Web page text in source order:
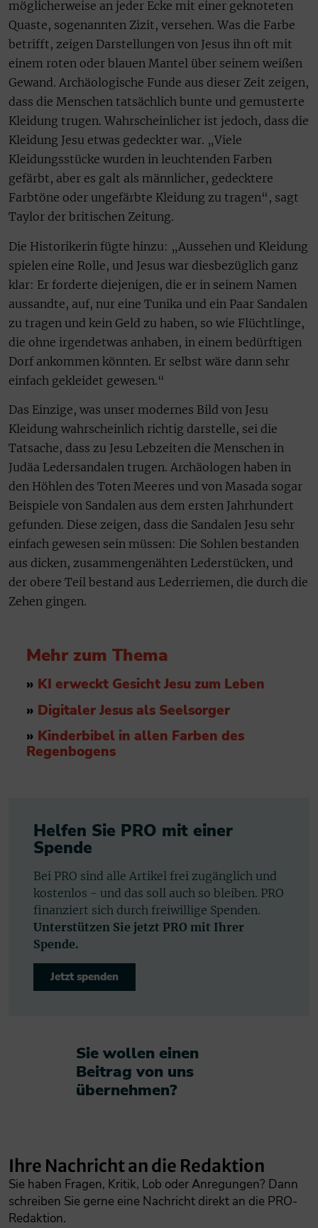
möglicherweise an jeder Ecke mit einer geknoteten
Quaste, sogenannten Zizit, versehen. Was die Farbe
betrifft, zeigen Darstellungen von Jesus ihn oft mit
einem roten oder blauen Mantel über seinem weißen
Gewand. Archäologische Funde aus dieser Zeit zeigen,
dass die Menschen tatsächlich bunte und gemusterte
Kleidung trugen. Wahrscheinlicher ist jedoch, dass die
Kleidung Jesu etwas gedeckter war. „Viele
Kleidungsstücke wurden in leuchtenden Farben
gefärbt, aber es galt als männlicher, gedecktere
Farbtöne oder ungefärbte Kleidung zu tragen“, sagt
Taylor der britischen Zeitung.
Die Historikerin fügte hinzu: „Aussehen und Kleidung
spielen eine Rolle, und Jesus war diesbezüglich ganz
klar: Er forderte diejenigen, die er in seinem Namen
aussandte, auf, nur eine Tunika und ein Paar Sandalen
zu tragen und kein Geld zu haben, so wie Flüchtlinge,
die ohne irgendetwas anhaben, in einem bedürftigen
Dorf ankommen könnten. Er selbst wäre dann sehr
einfach gekleidet gewesen.“
Das Einzige, was unser modernes Bild von Jesu
Kleidung wahrscheinlich richtig darstelle, sei die
Tatsache, dass zu Jesu Lebzeiten die Menschen in
Judäa Ledersandalen trugen. Archäologen haben in
den Höhlen des Toten Meeres und von Masada sogar
Beispiele von Sandalen aus dem ersten Jahrhundert
gefunden. Diese zeigen, dass die Sandalen Jesu sehr
einfach gewesen sein müssen: Die Sohlen bestanden
aus dicken, zusammengenähten Lederstücken, und
der obere Teil bestand aus Lederriemen, die durch die
Zehen gingen.
Mehr zum Thema
» KI erweckt Gesicht Jesu zum Leben
» Digitaler Jesus als Seelsorger
» Kinderbibel in allen Farben des
Regenbogens
Helfen Sie PRO mit einer
Spende
Bei PRO sind alle Artikel frei zugänglich und
kostenlos - und das soll auch so bleiben. PRO
finanziert sich durch freiwillige Spenden.
Unterstützen Sie jetzt PRO mit Ihrer
Spende.
Jetzt spenden
Sie wollen einen
Beitrag von uns
übernehmen?​
Ihre Nachricht an die Redaktion
Sie haben Fragen, Kritik, Lob oder Anregungen? Dann
schreiben Sie gerne eine Nachricht direkt an die PRO-
Redaktion.